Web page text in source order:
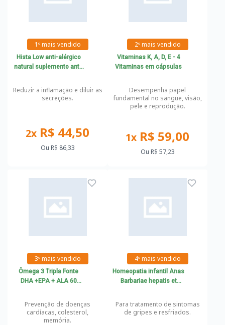
1º mais vendido
Hista Low anti-alérgico
natural suplemento anti-
Reduzir a inflamação e diluir as
secreções.
2x R$ 44,50
Ou R$ 86,33
2º mais vendido
Vitaminas K, A, D, E - 4
Vitaminas em cápsulas
Desempenha papel
fundamental no sangue, visão,
pele e reprodução.
1x R$ 59,00
Ou R$ 57,23
3º mais vendido
Ômega 3 Tripla Fonte
DHA +EPA + ALA 60
Prevenção de doenças
cardíacas, colesterol,
memória.
4º mais vendido
Homeopatia infantil Anas
Barbariae hepatis et
Para tratamento de sintomas
de gripes e resfriados.